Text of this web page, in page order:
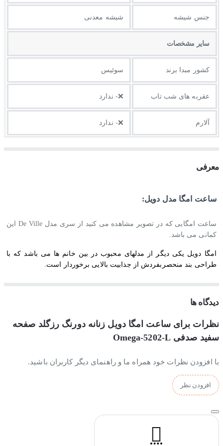
جنس شیشه شیشه معدنی
ساير مشخصات
کشور مبدا برند سوئیس
عقربه های شب تاب ❌- ندارد
آلارم ❌- ندارد
معرفی
ساعت امگا مدل دویل:
ساعت امگایی که در تصویر مشاهده می کنید از سری مدل De Ville این
کمانی می باشد.
امگا دویل یکی دیگر از مدلهای محبوب در بین خانم ها می باشد که با
طراحی بند منحصربفردش از جذابیت بالایی برخوردار است.
شده و بخاطر آبکاری قوی و با ثباتی که بروی بدنه ساعت انجام شده،
کاملا رنگ ثابتی دارد.
موتور این ساعت امگا از نوع کوارتز است که ساخت شرکت میوتا ژاپن
می باشد و از کیفیت و دقت بسیار بالایی برخوردار است و دارای ضمانت
دیدگاه ها
نظرات برای ساعت امگا دویل زنانه دورنگ رزگلد صفحه
سفید صدفی Omega-5202-L
با افزودن نظرات خود همراه ما و راهنمای دیگر کاربران باشید.
افزودن نظر